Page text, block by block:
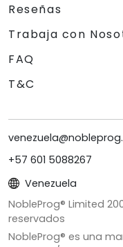
Reseñas
Trabaja con
FAQ
T&C
+57 601 5088267
Venezuela
NobleProg® Limited
reservados
NobleProg® es una